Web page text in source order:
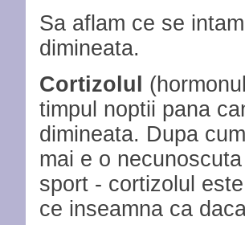
Sa aflam ce se
dimineata.
Cortizolul
timpul noptii pana
dimineata. Dupa
mai e o
sport - cortizolul
ce inseamna ca